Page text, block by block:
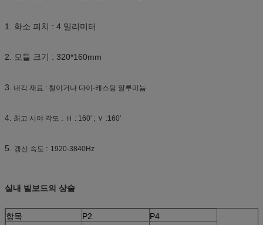
1. 화소 피치 : 4 밀리미터
2. 모듈 크기 : 320*160mm
3. 내각 재료 : 철이거나 다이-캐스팅 알루미늄
4. 최고 시야 각도 : Ｈ : 160' ; Ｖ :160'
5. 갱신 속도 : 1920-3840Hz
실내 빌보드의 상술
항목 P2
P4